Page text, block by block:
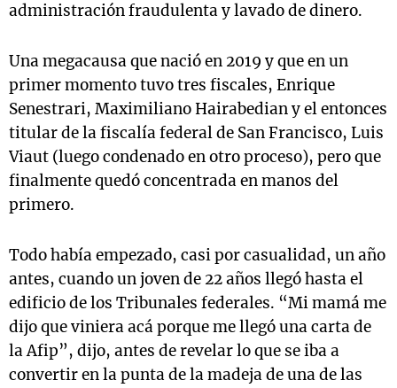
administración fraudulenta y lavado de dinero.
Una megacausa que nació en 2019 y que en un
primer momento tuvo tres fiscales, Enrique
Senestrari, Maximiliano Hairabedian y el entonces
titular de la fiscalía federal de San Francisco, Luis
Viaut (luego condenado en otro proceso), pero que
finalmente quedó concentrada en manos del
primero.
Todo había empezado, casi por casualidad, un año
antes, cuando un joven de 22 años llegó hasta el
edificio de los Tribunales federales. “Mi mamá me
dijo que viniera acá porque me llegó una carta de
la Afip”, dijo, antes de revelar lo que se iba a
convertir en la punta de la madeja de una de las